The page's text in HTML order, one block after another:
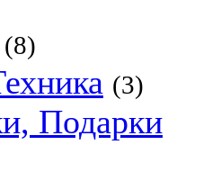
(8)
(3)
Подарки